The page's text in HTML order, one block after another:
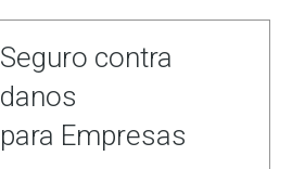
Seguro contra
danos
para Empresas